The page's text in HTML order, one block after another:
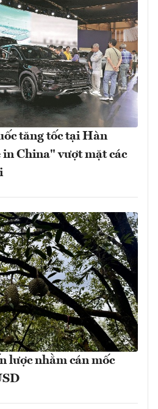
tăng tốc tại Hàn
China" vượt mặt các
lược nhằm cán mốc